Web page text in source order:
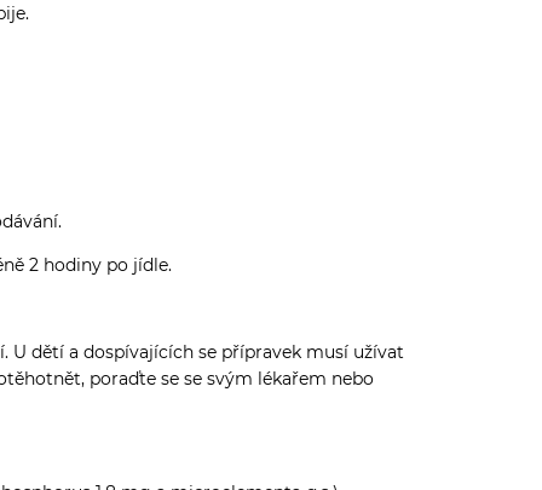
2 hodiny po jídle.
U dětí a dospívajících se přípravek musí užívat
poraďte se se svým lékařem nebo